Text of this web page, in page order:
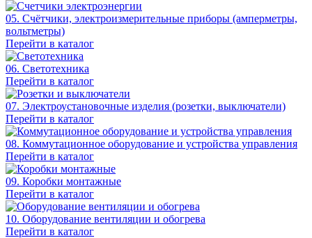
05. Счётчики, электроизмерительные приборы (амперметры,
вольтметры)
Перейти в каталог
06. Светотехника
Перейти в каталог
07. Электроустановочные изделия (розетки, выключатели)
Перейти в каталог
08. Коммутационное оборудование и устройства управления
Перейти в каталог
09. Коробки монтажные
Перейти в каталог
10. Оборудование вентиляции и обогрева
Перейти в каталог